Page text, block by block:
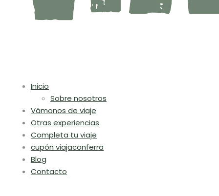
Inicio
Sobre nosotros
Vámonos de viaje
Otras experiencias
Completa tu viaje
cupón viajaconferra
Blog
Contacto